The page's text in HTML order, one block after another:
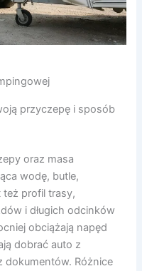
przyczepę i sposób
oraz masa
wodę, butle,
profil trasy,
i długich odcinków
obciążają napęd
dobrać auto z
dokumentów. Różnice